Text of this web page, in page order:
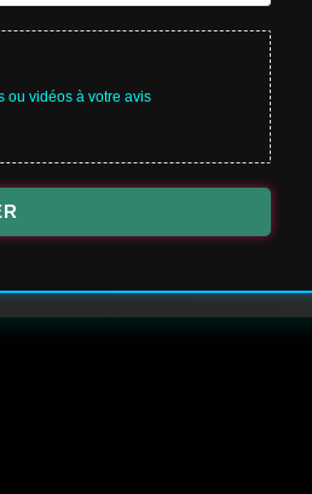
ou vidéos à votre avis